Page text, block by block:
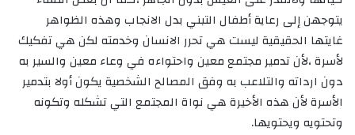
يتوجهن إلى رعاية أطفال التبني بدل الانجاب وهذه الظواهر
غايتها الحقيقية ليست هي تحرر الانسان وخدمته لكن هي تفكيك
لأسرة ،لأن تدمير مجتمع معين واحتواءه في وعاء معين والسير به
دون ارداته والتلاعب به وفق المصالح الشخصية يكون أولا بتدمير
الأسرة لأن هذه الأخيرة هي نواة المجتمع التي تشكله وتكونه
وتحتويه ويحتويها.